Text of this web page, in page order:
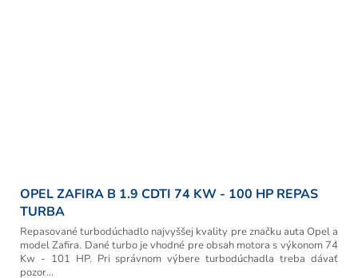
OPEL ZAFIRA B 1.9 CDTI 74 KW - 100 HP REPAS
TURBA
Repasované turbodúchadlo najvyššej kvality pre značku auta Opel a
model Zafira. Dané turbo je vhodné pre obsah motora s výkonom 74
Kw - 101 HP. Pri správnom výbere turbodúchadla treba dávať
pozor...